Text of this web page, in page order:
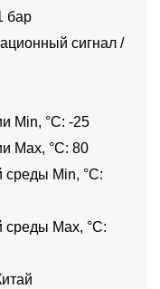
бар
сигнал /
Min, °C: -25
Max, °C: 80
Min, °C:
Max, °C: